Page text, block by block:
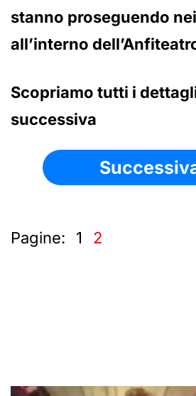
stanno proseguendo
all’interno
Scopriamo tutti i
successiva
Pagine: 1 2